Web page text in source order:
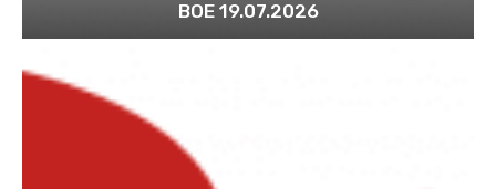
BOE 19.07.2026